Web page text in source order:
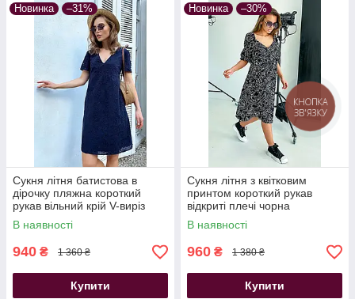
Новинка –31%
Сукня літня батистова в
дірочку пляжна короткий
рукав вільний крій V-виріз
синя
В наявності
940 ₴ 1 360 ₴
Купити
Новинка –30%
Сукня літня з квітковим
принтом короткий рукав
відкриті плечі чорна
В наявності
960 ₴ 1 380 ₴
Купити
КНОПКА
ЗВ'ЯЗКУ